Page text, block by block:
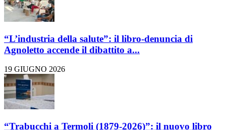
“L’industria della salute”: il libro-denuncia di
Agnoletto accende il dibattito a...
19 GIUGNO 2026
“Trabucchi a Termoli (1879-2026)”: il nuovo libro